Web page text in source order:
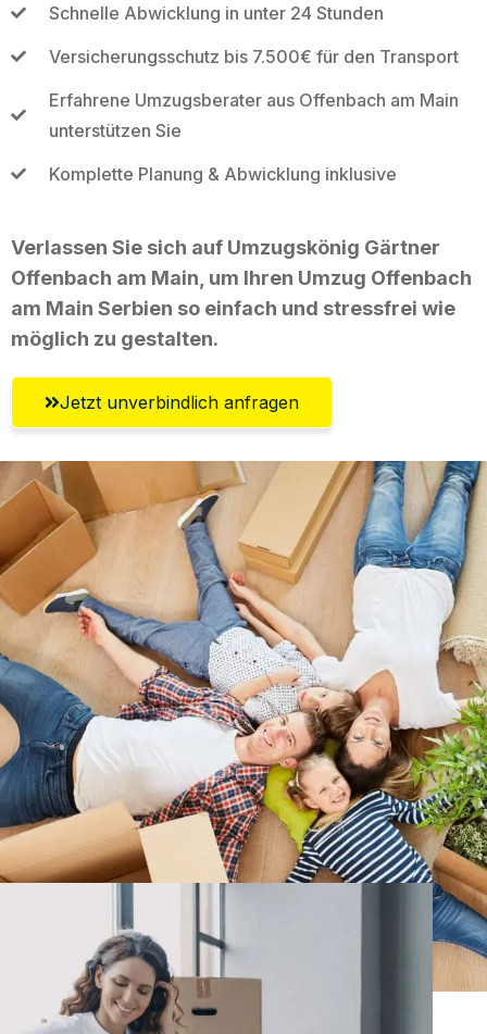
Schnelle Abwicklung in unter 24 Stunden
Versicherungsschutz bis 7.500€ für den Transport
Erfahrene Umzugsberater aus Offenbach am Main
unterstützen Sie
Komplette Planung & Abwicklung inklusive
Verlassen Sie sich auf Umzugskönig Gärtner
Offenbach am Main, um Ihren Umzug Offenbach
am Main Serbien so einfach und stressfrei wie
möglich zu gestalten.
Jetzt unverbindlich anfragen